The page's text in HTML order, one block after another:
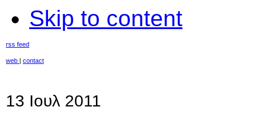
Skip to content
rss feed
web | contact
13 Ιουλ 2011